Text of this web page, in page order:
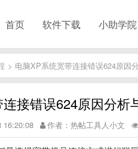
首页 软件下载 小助学院
> 电脑XP系统宽带连接错误624原因
接错误624原因分析
16:20:08 作者：热帖工具人小文